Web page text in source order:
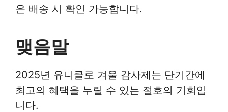
은 배송 시 확인 가능합니다.
맺음말
2025년 유니클로 겨울 감사제는 단기간에
최고의 혜택을 누릴 수 있는 절호의 기회입
니다.